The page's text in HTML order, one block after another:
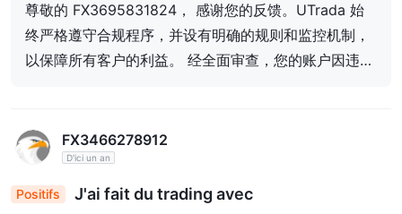
xamen complet, votre compte a été clôturé en rais
on d'une violation de la politique de trading, confor
mément aux clauses pertinentes du « Contrat Clien
t ». UTrada s'engage constamment en faveur de l'in
nt.
尊敬的 FX3695831824， 感谢您的反馈。UTrada 始
终严格遵守合规程序，并设有明确的规则和监控机制，
以保障所有客户的利益。 经全面审查，您的账户因违反
如您希望进一步讨论此事，请随时与我们直接联系。
FX3466278912
D'ici un an
Positifs J'ai fait du trading avec